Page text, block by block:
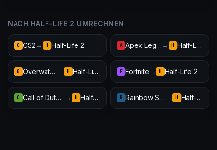
NACH HALF-LIFE 2 UMRECHNEN
C CS2 → H Half-Life 2 A Apex Legends → H Half-Life 2
O Overwatch 2 → H Half-Life 2 F Fortnite → H Half-Life 2
C Call of Duty: Warzone → H Half-Life 2 R Rainbow Six Siege → H Half-Life 2